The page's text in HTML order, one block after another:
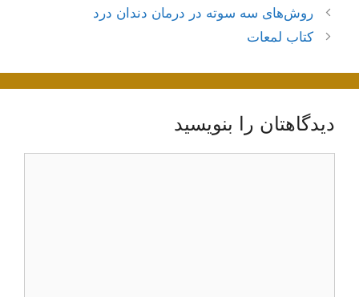
ناوبری
نوشته‌ها
روش‌های سه سوته در درمان دندان درد
کتاب لمعات
دیدگاهتان را بنویسید